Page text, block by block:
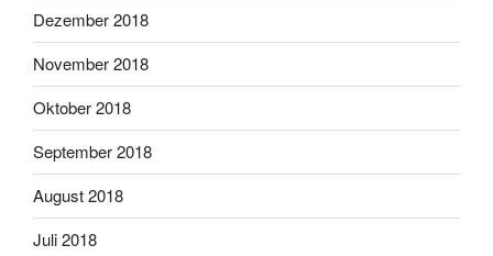
Dezember 2018
November 2018
Oktober 2018
September 2018
August 2018
Juli 2018